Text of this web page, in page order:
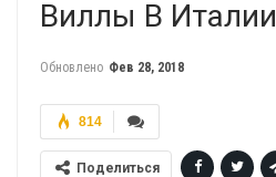
Виллы В Италии
Обновлено Фев 28, 2018
814
Поделиться